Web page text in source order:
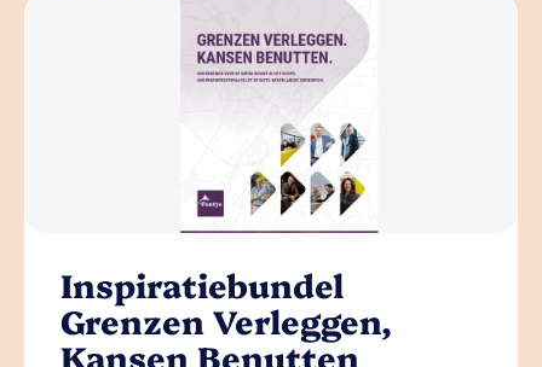
Inspiratiebundel
Grenzen Verleggen,
Kansen Benutten